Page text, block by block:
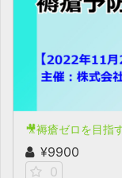
¥9900
0